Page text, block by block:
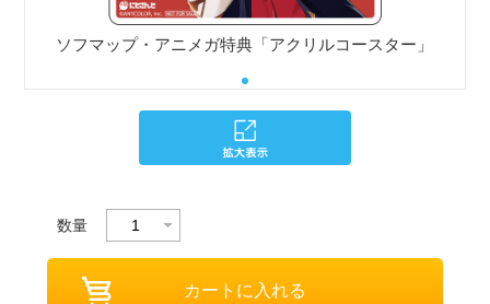
ソフマップ・アニメガ特典「アクリルコースター」
数量